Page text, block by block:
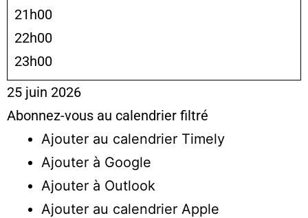
21h00
22h00
23h00
25 juin 2026
Abonnez-vous au calendrier filtré
Ajouter au calendrier Timely
Ajouter à Google
Ajouter à Outlook
Ajouter au calendrier Apple